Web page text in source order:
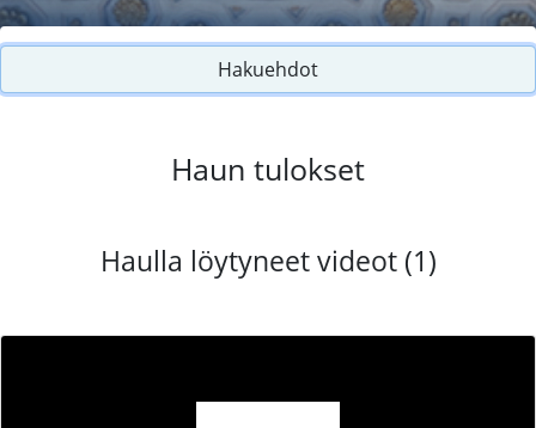
Hakuehdot
Haun tulokset
Haulla löytyneet videot (1)